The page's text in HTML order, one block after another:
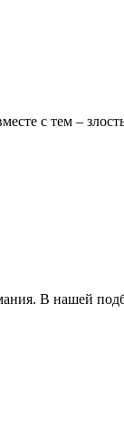
с тем –
В нашей